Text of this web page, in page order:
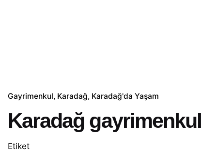
Gayrimenkul Karadağ Karadağ'da Yaşam
Karadağ gayrimenkul
Etiket